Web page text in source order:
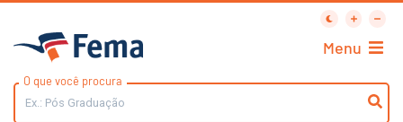
O que você procura
Menu